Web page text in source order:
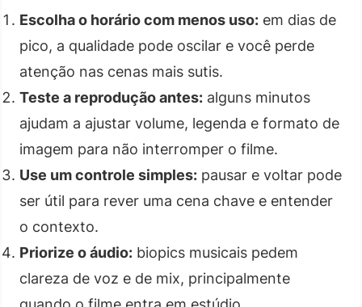
Escolha o horário com menos uso: em dias de
pico, a qualidade pode oscilar e você perde
atenção nas cenas mais sutis.
Teste a reprodução antes: alguns minutos
ajudam a ajustar volume, legenda e formato de
imagem para não interromper o filme.
Use um controle simples: pausar e voltar pode
ser útil para rever uma cena chave e entender
o contexto.
Priorize o áudio: biopics musicais pedem
clareza de voz e de mix, principalmente